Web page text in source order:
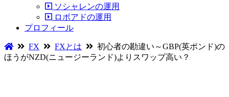
ソシャレンの運用
ロボアドの運用
プロフィール
FX FXとは
初心者の勘違い～GBP(英ポンド)の
ほうがNZD(ニュージーランド)よりスワップ高い？